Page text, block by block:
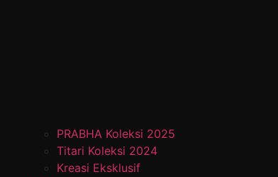
PRABHA Koleksi 2025
Titari Koleksi 2024
Kreasi Eksklusif